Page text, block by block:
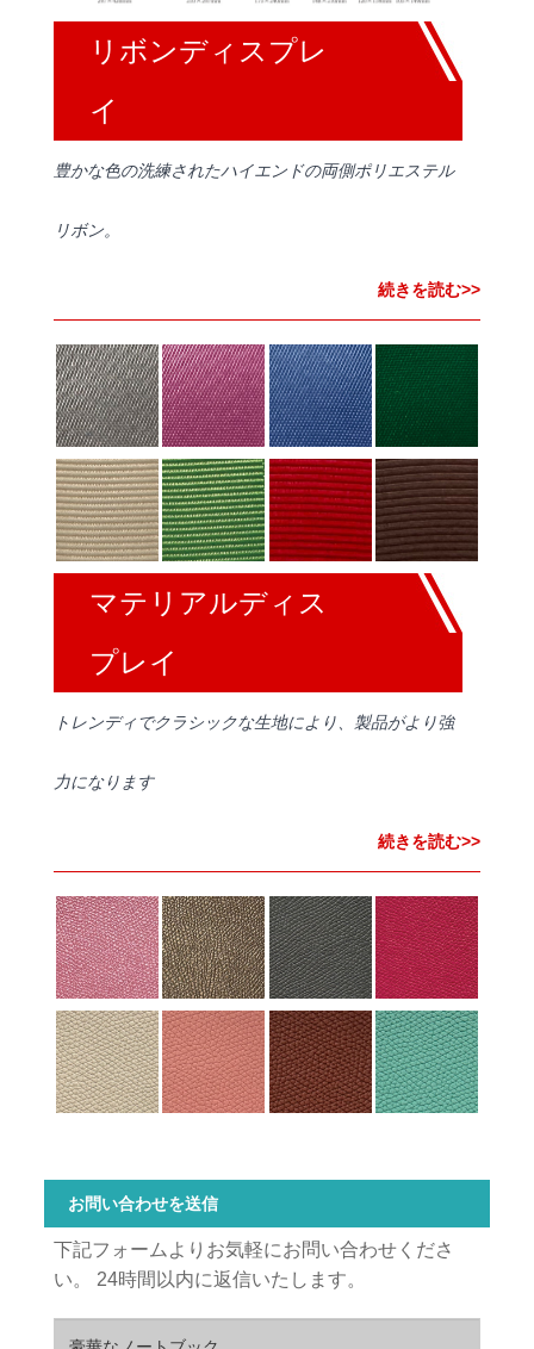
リボンディスプレ
イ
豊かな色の洗練されたハイエンドの両側ポリエステル
リボン。
続きを読む>>
マテリアルディス
プレイ
トレンディでクラシックな生地により、製品がより強
力になります
続きを読む>>
お問い合わせを送信
下記フォームよりお気軽にお問い合わせくださ
い。 24時間以内に返信いたします。